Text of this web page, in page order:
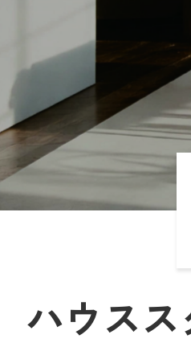
撮影空間の「いま」
表現者と空間が出会う。
クリエイティブのための場所づく
現在、撮影に利用される空間は
あらゆるジャンルのクリエイ
商業撮影では、商品の魅力を最
シンプルで明るいハウススタジ
ブランドの世界観に合わせた
映像制作の現場では、映画・ド
作品のストーリー性に沿った空
住宅、廃墟、ホテル、倉庫、カ
ロケーションが持つリアルな質
インテリアのトーンや自然光の
シーズンやテーマごとに異なる
光と影のコントラスト、家具や
ビジュアル全体の印象を決定づ
小規模ながらも表現性の高い撮
このように、撮影空間は「作
クリエイターの発想や想いを
時間の経過までも美しく描ける
一瞬の光を大切にするフォト
クリーンでありながら、確かな
光のコントロール、構図の自
ファッションブランドや広告
Studio 4696（シロクロ）中目黒店
白と黒、光と影。
その対比を徹底的に研ぎ澄まし
名前のとおり、モノトーンを極
壁・床・天井の質感やトーンが
自然光と人工光のどちらにも対応
ファッションルック、コスメ広
“世界観で勝負する撮影”に最適で
シンプルながら完成度が高く、
どんな被写体も際立たせる懐の
モードな撮影を追求するプロフ
そんな想いを持つアーティス
「Studio RAWR」は、素材の美
“生きている空間”。
コンクリート、レンガ、木材な
Inspiration studio
PYG
her
世田谷ガーデン倶楽部
ハウス